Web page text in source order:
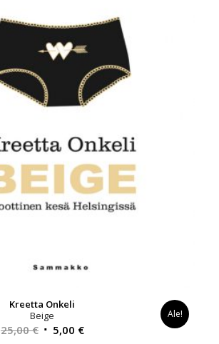
Kreetta Onkeli
Beige
25,00€ Alkuperäinen
5,00 €Nykyinen
Ale!